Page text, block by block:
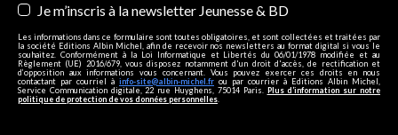
Je m’inscris à la newsletter Jeunesse & BD
Les informations dans ce formulaire sont toutes obligatoires, et sont collectées et traitées par
la société Editions Albin Michel, afin de recevoir nos newsletters au format digital si vous le
souhaitez. Conformément à la Loi Informatique et Libertés du 06/01/1978 modifiée et au
Règlement (UE) 2016/679, vous disposez notamment d'un droit d'accès, de rectification et
d’opposition aux informations vous concernant. Vous pouvez exercer ces droits en nous
contactant par courriel à info-site@albin-michel.fr ou par courrier à Editions Albin Michel,
Service Communication digitale, 22 rue Huyghens, 75014 Paris. Plus d’information sur notre
politique de protection de vos données personnelles